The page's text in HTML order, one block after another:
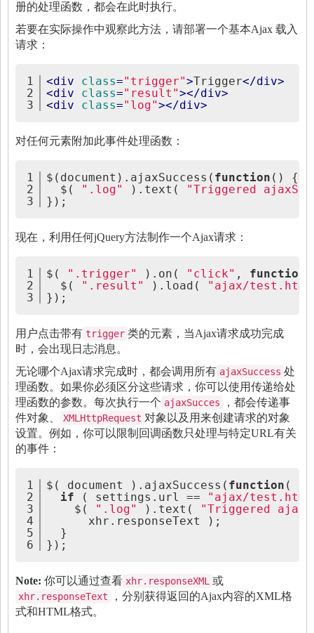
册的处理函数，都会在此时执行。
若要在实际操作中观察此方法，请部署一个基本Ajax 载入
请求：
1
2
3
<div class="trigger">Trigger</div>
<div class="result"></div>
<div class="log"></div>
对任何元素附加此事件处理函数：
1
2
3
$(document).ajaxSuccess( function () {
  $(
".log" ).text(
"Triggered
});
现在，利用任何jQuery方法制作一个Ajax请求：
1
2
3
$( ".trigger" ).on( "click" , function
  $(
".result" ).load(
"ajax/
});
用户点击带有 trigger 类的元素，当Ajax请求成功完成
时，会出现日志消息。
无论哪个Ajax请求完成时，都会调用所有 ajaxSuccess 处
理函数。如果你必须区分这些请求，你可以使用传递给处
理函数的参数。每次执行一个 ajaxSucces
，都会传递事
件对象、
XMLHttpRequest 对象以及用来创建请求的对象
设置。例如，你可以限制回调函数只处理与特定URL有关
的事件：
1
2
3
4
5
6
$( document ).ajaxSuccess( function (
if ( settings.url ==
"ajax/
    $(
".log" ).text(
"Triggered
      xhr.responseText );
  }
});
Note: 你可以通过查看 xhr.responseXML 或
xhr.responseText
，分别获得返回的Ajax内容的XML格
式和HTML格式。